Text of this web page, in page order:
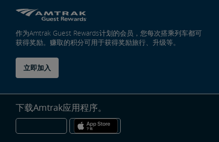
作为Amtrak Guest Rewards计划的会员，您每次搭乘列车都可
获得奖励。赚取的积分可用于获得奖励旅行、升级等。
立即加入
下载Amtrak应用程序。